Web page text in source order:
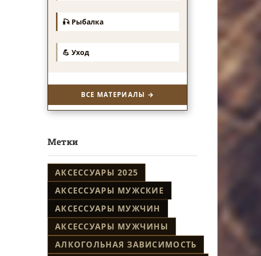
🎣 Рыбалка
💪 Уход
ВСЕ МАТЕРИАЛЫ →
Метки
АКСЕССУАРЫ 2025
АКСЕССУАРЫ МУЖСКИЕ
АКСЕССУАРЫ МУЖЧИН
АКСЕССУАРЫ МУЖЧИНЫ
АЛКОГОЛЬНАЯ ЗАВИСИМОСТЬ